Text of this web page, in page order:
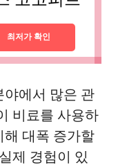
최저가 확인
에서 많은 관
비료를 사용하
해 대폭 증가할
제 경험이 있